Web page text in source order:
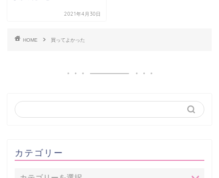
2021年4月30日
HOME 買ってよかった
カテゴリー